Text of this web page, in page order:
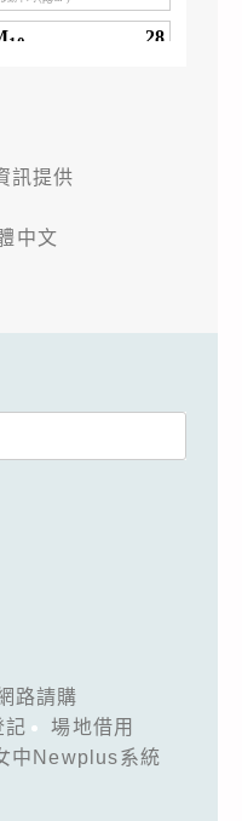
訊提供
中文
路請購
記
場地借用
中Newplus系統